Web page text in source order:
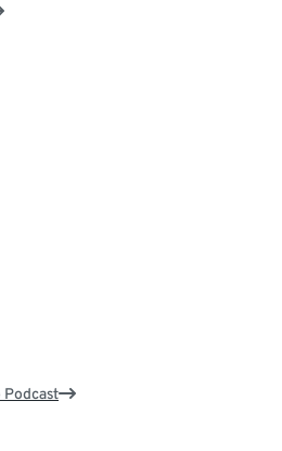
Podcast